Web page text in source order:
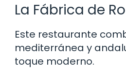
La Fábrica de
Este restaurante
mediterránea y
toque moderno.